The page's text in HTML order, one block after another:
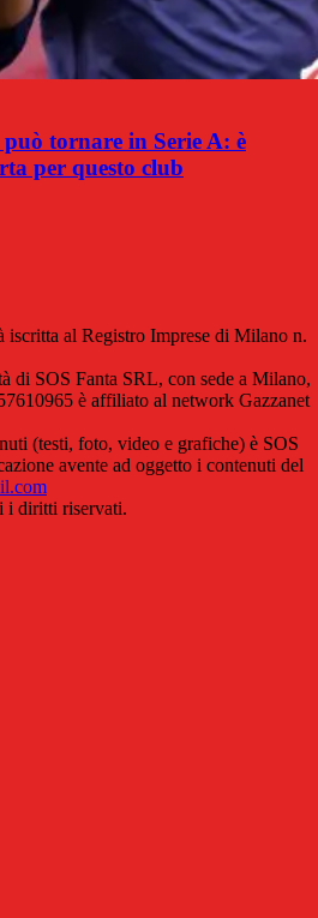
tornare in Serie A: è
per questo club
iscritta al Registro Imprese di Milano n.
di SOS Fanta SRL, con sede a Milano,
è affiliato al network Gazzanet
(testi, foto, video e grafiche) è SOS
avente ad oggetto i contenuti del
i diritti riservati.